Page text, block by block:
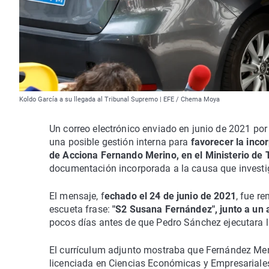
Koldo García a su llegada al Tribunal Supremo | EFE / Chema Moya
Un correo electrónico enviado en junio de 2021
una posible gestión interna para favorecer la
de Acciona Fernando Merino, en el Ministerio de
documentación incorporada a la causa que
El mensaje, fechado el 24 de junio de 2021 , fue
escueta frase:"S2 Susana Fernández", junto a
pocos días antes de que Pedro Sánchez
El currículum adjunto mostraba que Fernández
licenciada en Ciencias Económicas y